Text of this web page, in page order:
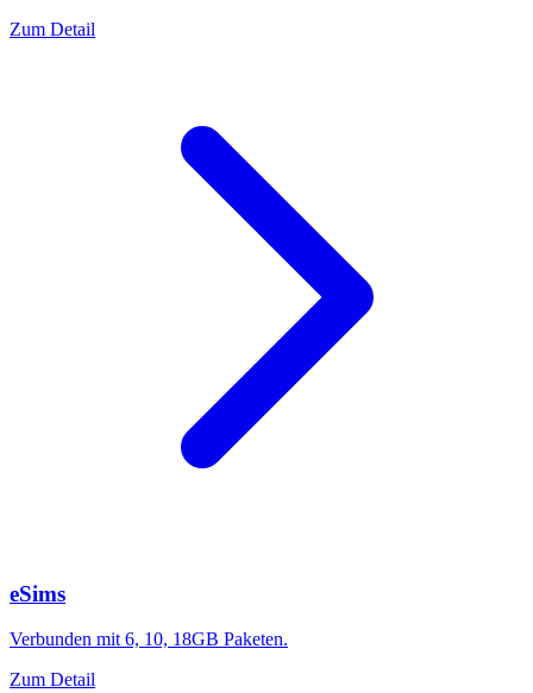
Zum Detail
eSims
Verbunden mit 6, 10, 18GB Paketen.
Zum Detail